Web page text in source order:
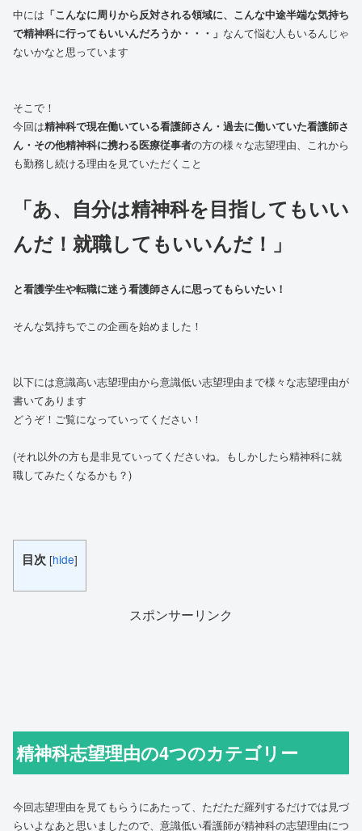
中には 「こんなに周りから反対される領域に、こんな中途半端な気持ち
で精神科に行ってもいいんだろうか・・・」 なんて悩む人もいるんじゃ
ないかなと思っています
そこで！
今回は精神科で現在働いている看護師さん・過去に働いていた看護師さ
ん・その他精神科に携わる医療従事者の方の様々な志望理由、これから
も勤務し続ける理由を見ていただくこと
「あ、自分は精神科を目指してもいい
んだ！就職してもいいんだ！」
と看護学生や転職に迷う看護師さんに思ってもらいたい！
そんな気持ちでこの企画を始めました！
以下には意識高い志望理由から意識低い志望理由まで様々な志望理由が
書いてあります
どうぞ！ご覧になっていってください！
(それ以外の方も是非見ていってくださいね。もしかしたら精神科に就
職してみたくなるかも？)
目次 [hide]
スポンサーリンク
精神科志望理由の4つのカテゴリー
今回志望理由を見てもらうにあたって、ただただ羅列するだけでは見づ
らいよなあと思いましたので、意識低い看護師が精神科の志望理由につ